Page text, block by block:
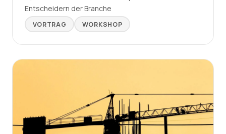
Entscheidern der Branche
VORTRAG WORKSHOP